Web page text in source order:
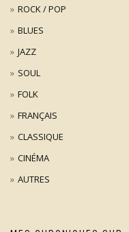
ROCK / POP
BLUES
JAZZ
SOUL
FOLK
FRANÇAIS
CLASSIQUE
CINÉMA
AUTRES